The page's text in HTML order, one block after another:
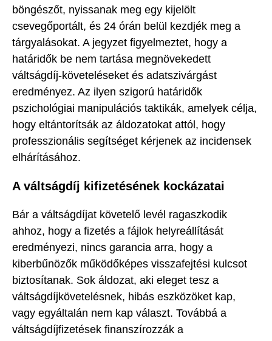
böngészőt, nyissanak meg egy kijelölt
csevegőportált, és 24 órán belül kezdjék meg a
tárgyalásokat. A jegyzet figyelmeztet, hogy a
határidők be nem tartása megnövekedett
váltságdíj-követeléseket és adatszivárgást
eredményez. Az ilyen szigorú határidők
pszichológiai manipulációs taktikák, amelyek célja,
hogy eltántorítsák az áldozatokat attól, hogy
professzionális segítséget kérjenek az incidensek
elhárításához.
A váltságdíj kifizetésének kockázatai
Bár a váltságdíjat követelő levél ragaszkodik
ahhoz, hogy a fizetés a fájlok helyreállítását
eredményezi, nincs garancia arra, hogy a
kiberbűnözők működőképes visszafejtési kulcsot
biztosítanak. Sok áldozat, aki eleget tesz a
váltságdíjkövetelésnek, hibás eszközöket kap,
vagy egyáltalán nem kap választ. Továbbá a
váltságdíjfizetések finanszírozzák a